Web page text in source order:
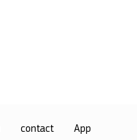
contact App